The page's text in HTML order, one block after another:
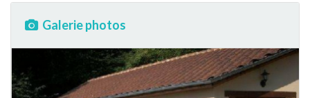
Galerie photos